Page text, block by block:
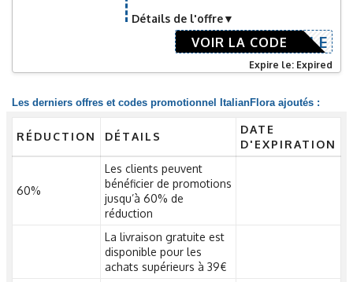
Détails de l'offre
MYPUZZLE
VOIR LA CODE
Expire le: Expired
Les derniers offres et codes promotionnel ItalianFlora ajoutés :
RÉDUCTION DÉTAILS
DATE
D'EXPIRATION
60%
Les clients peuvent
bénéficier de promotions
jusqu’à 60% de
réduction
La livraison gratuite est
disponible pour les
achats supérieurs à 39€